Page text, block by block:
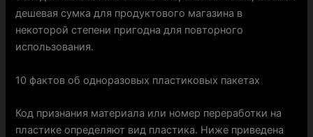
дешевая сумка для продуктового магазина в
некоторой степени пригодна для повторного
использования.
10 фактов об одноразовых пластиковых пакетах
Код признания материала или номер переработки на
пластике определяют вид пластика. Ниже приведена